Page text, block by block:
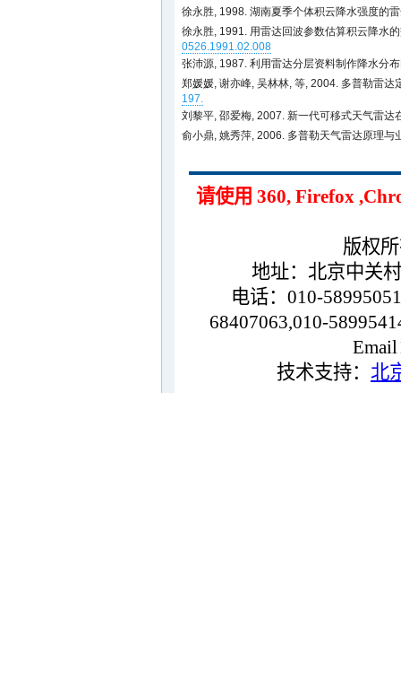
徐永胜, 1998. 湖南夏季个体积云降水强度的
徐永胜, 1991. 用雷达回波参数估算积云降水
0526.1991.02.008
张沛源, 1987. 利用雷达分层资料制作降水分
郑媛媛, 谢亦峰, 吴林林, 等, 2004. 多普勒雷
197.
刘黎平, 邵爱梅, 2007. 新一代可移式天气雷
俞小鼎, 姚秀萍, 2006. 多普勒天气雷达原理与